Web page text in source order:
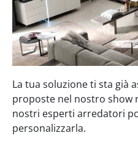
La tua soluzione ti sta già
proposte nel nostro show
nostri esperti arredatori
personalizzarla.